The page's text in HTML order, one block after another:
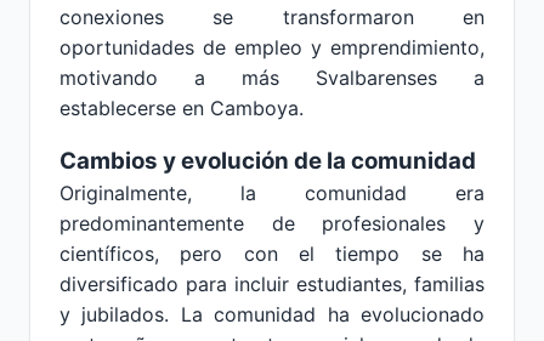
conexiones se transformaron en
oportunidades de empleo y emprendimiento,
motivando a más Svalbarenses a
establecerse en Camboya.
Cambios y evolución de la comunidad
Originalmente, la comunidad era
predominantemente de profesionales y
científicos, pero con el tiempo se ha
diversificado para incluir estudiantes, familias
y jubilados. La comunidad ha evolucionado